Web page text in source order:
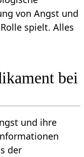
von Angst und
spielt. Alles
bei
und ihre
der